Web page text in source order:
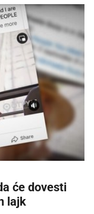
će dovesti
lajk